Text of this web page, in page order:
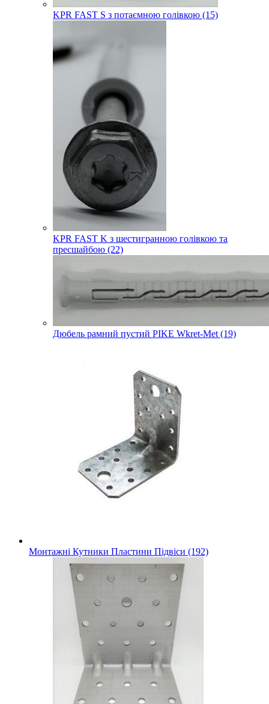
KPR FAST S з потаємною голівкою (15)
KPR FAST K з шестигранною голівкою та
пресшайбою (22)
Дюбель рамний пустий PIKE Wkret-Met (19)
Монтажні Кутники Пластини Підвіси (192)